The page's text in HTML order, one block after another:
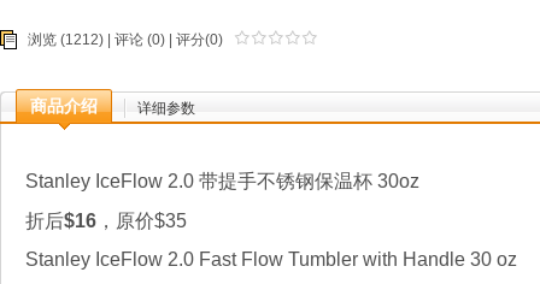
浏览 (1212) | 评论 (0) | 评分(0)
商品介绍 详细参数
Stanley IceFlow 2.0 带提手不锈钢保温杯 30oz
折后$16 ，原价$35
Stanley IceFlow 2.0 Fast Flow Tumbler with Handle 30 oz